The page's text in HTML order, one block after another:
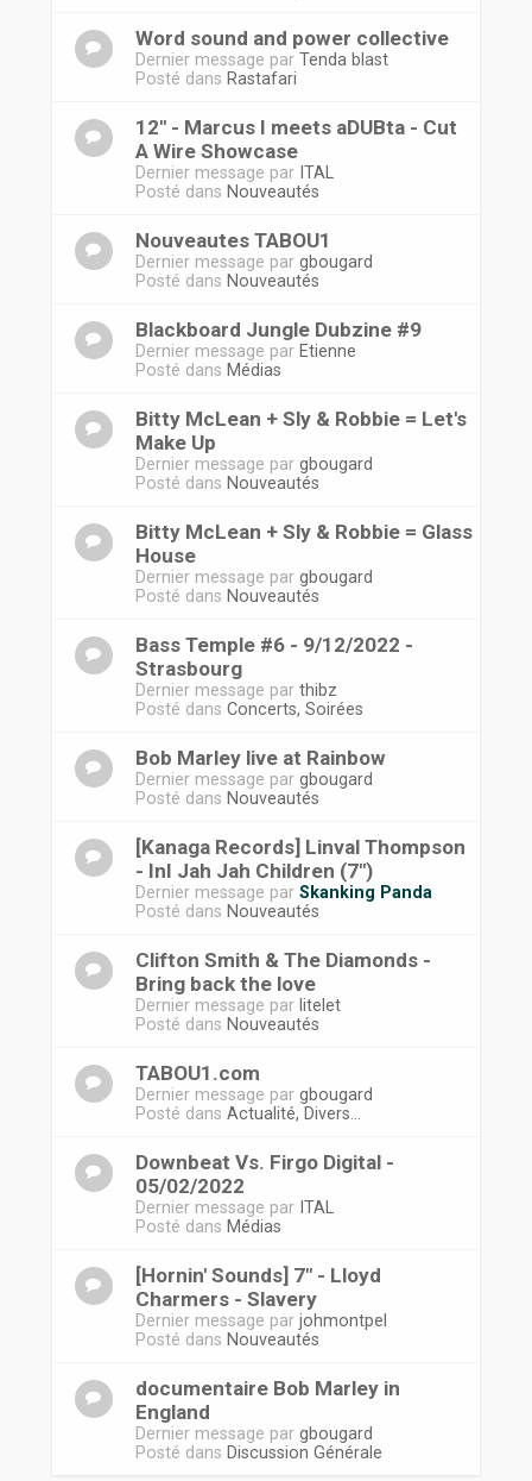
Word sound and power collective
Dernier message par Tenda blast
Posté dans Rastafari
12'' - Marcus I meets aDUBta - Cut
A Wire Showcase
Dernier message par ITAL
Posté dans Nouveautés
Nouveautes TABOU1
Dernier message par gbougard
Posté dans Nouveautés
Blackboard Jungle Dubzine #9
Dernier message par Etienne
Posté dans Médias
Bitty McLean + Sly & Robbie = Let's
Make Up
Dernier message par gbougard
Posté dans Nouveautés
Bitty McLean + Sly & Robbie = Glass
House
Dernier message par gbougard
Posté dans Nouveautés
Bass Temple #6 - 9/12/2022 -
Strasbourg
Dernier message par thibz
Posté dans Concerts, Soirées
Bob Marley live at Rainbow
Dernier message par gbougard
Posté dans Nouveautés
[Kanaga Records] Linval Thompson
- InI Jah Jah Children (7")
Dernier message par Skanking Panda
Posté dans Nouveautés
Clifton Smith & The Diamonds -
Bring back the love
Dernier message par litelet
Posté dans Nouveautés
TABOU1.com
Dernier message par gbougard
Posté dans Actualité, Divers...
Downbeat Vs. Firgo Digital -
05/02/2022
Dernier message par ITAL
Posté dans Médias
[Hornin' Sounds] 7" - Lloyd
Charmers - Slavery
Dernier message par johmontpel
Posté dans Nouveautés
documentaire Bob Marley in
England
Dernier message par gbougard
Posté dans Discussion Générale